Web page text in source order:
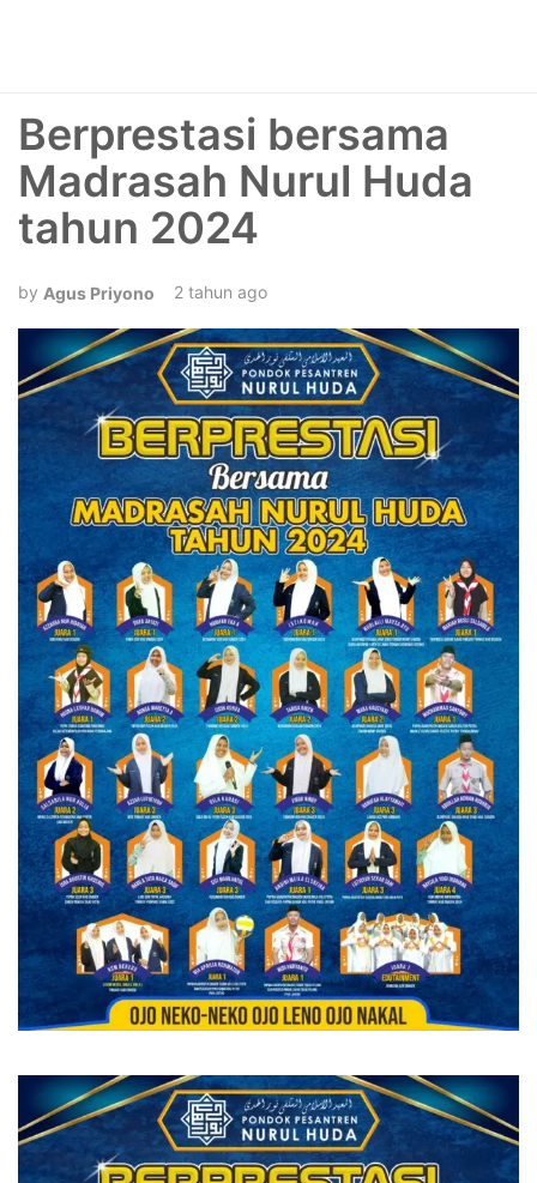
Berprestasi bersama
Madrasah Nurul Huda
tahun 2024
Agus Priyono 2 tahun ago